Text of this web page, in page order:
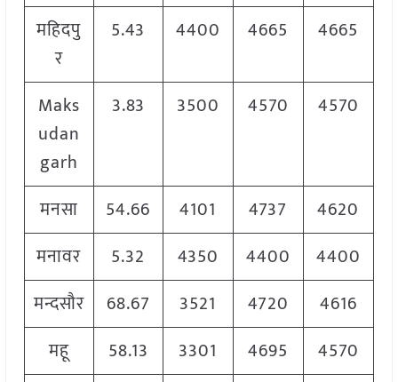
महिदपु
र
5.43 4400 4665 4665
Maks
udan
garh
3.83 3500 4570 4570
मनसा 54.66 4101 4737
4620
मनावर
5.32 4350 4400
4400
मन्दसौर
68.67 3521 4720
4616
महू
58.13 3301 4695
4570